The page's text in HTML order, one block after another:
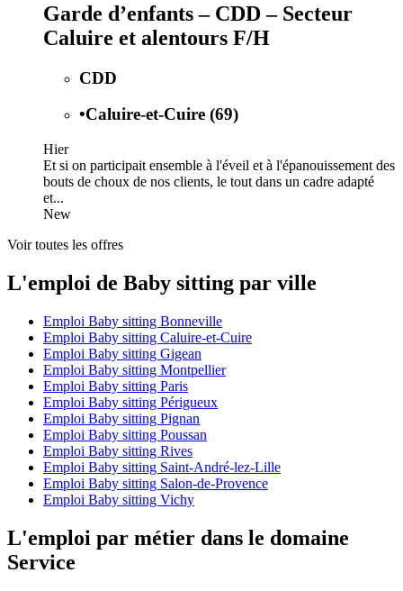
Garde d’enfants – CDD – Secteur
Caluire et alentours F/H
CDD
•Caluire-et-Cuire (69)
Hier
Et si on participait ensemble à l'éveil et à l'épanouissement des
bouts de choux de nos clients, le tout dans un cadre adapté
et...
New
Voir toutes les offres
L'emploi de Baby sitting par ville
Emploi Baby sitting Bonneville
Emploi Baby sitting Caluire-et-Cuire
Emploi Baby sitting Gigean
Emploi Baby sitting Montpellier
Emploi Baby sitting Paris
Emploi Baby sitting Périgueux
Emploi Baby sitting Pignan
Emploi Baby sitting Poussan
Emploi Baby sitting Rives
Emploi Baby sitting Saint-André-lez-Lille
Emploi Baby sitting Salon-de-Provence
Emploi Baby sitting Vichy
L'emploi par métier dans le domaine
Service